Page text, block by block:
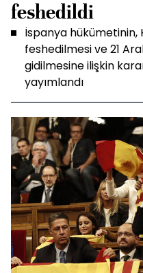
feshedildi
İspanya
feshedilmesi ve 21
gidilmesine ilişkin
yayımlandı